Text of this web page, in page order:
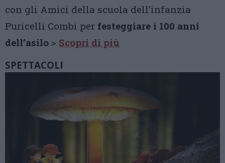
con gli Amici della scuola dell’infanzia
Puricelli Combi per festeggiare i 100 anni
dell’asilo > Scopri di più
SPETTACOLI